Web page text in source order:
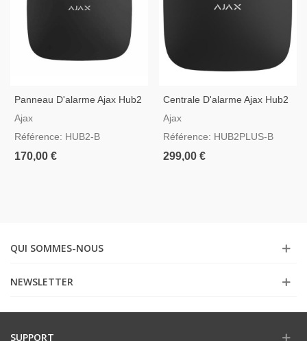
Panneau D'alarme Ajax Hub2
Noir Compatible Avec La
Ajax
Référence: HUB2-B
170,00 €
Centrale D'alarme Ajax Hub2
Plus Noir Avec GSM, 3G, 4G,
Ajax
Référence: HUB2PLUS-B
299,00 €
QUI SOMMES-NOUS
NEWSLETTER
SUPPORT